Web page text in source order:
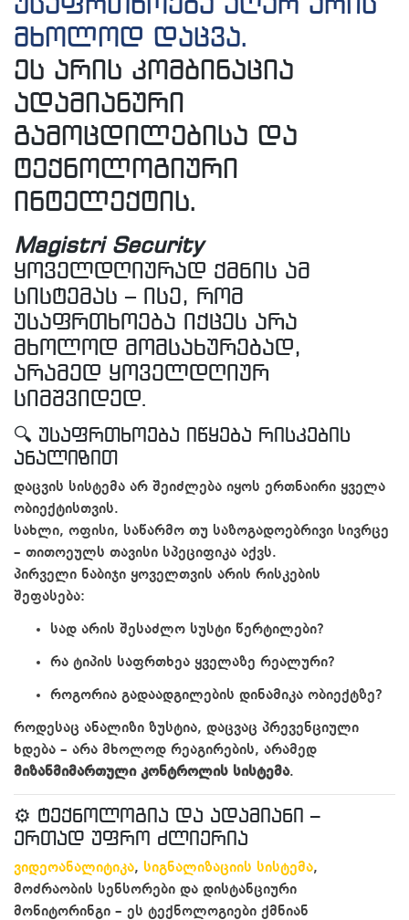
მხოლოდ დაცვა.
ეს არის კომბინაცია
ადამიანური
გამოცდილებისა და
ტექნოლოგიური
ინტელექტის.
Magistri Security
ყოველდღიურად ქმნის ამ
სისტემას – ისე, რომ
უსაფრთხოება იქცეს არა
მხოლოდ მომსახურებად,
არამედ ყოველდღიურ
სიმშვიდედ.
🔍 უსაფრთხოება იწყება რისკების
ანალიზით
დაცვის სისტემა არ შეიძლება იყოს ერთნაირი ყველა
ობიექტისთვის.
სახლი, ოფისი, საწარმო თუ საზოგადოებრივი სივრცე
– თითოეულს თავისი სპეციფიკა აქვს.
პირველი ნაბიჯი ყოველთვის არის რისკების
შეფასება:
სად არის შესაძლო სუსტი წერტილები?
რა ტიპის საფრთხეა ყველაზე რეალური?
როგორია გადაადგილების დინამიკა ობიექტზე?
როდესაც ანალიზი ზუსტია, დაცვაც პრევენციული
ხდება – არა მხოლოდ რეაგირების, არამედ
მიზანმიმართული კონტროლის სისტემა.
⚙️ ტექნოლოგია და ადამიანი –
ერთად უფრო ძლიერია
ვიდეოანალიტიკა, სიგნალიზაციის სისტემა,
მოძრაობის სენსორები და დისტანციური
მონიტორინგი – ეს ტექნოლოგიები ქმნიან